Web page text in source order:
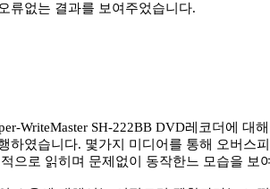
류없는 결과를 보여주었습니다.
WriteMaster SH-222BB DVD레코더에 대
하였습니다. 몇가지 미디어를 통해 오버스
으로 읽히며 문제없이 동작한느 모습을 보